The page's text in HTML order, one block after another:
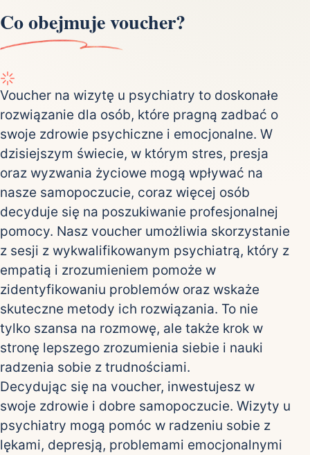
Co obejmuje voucher?
Voucher na wizytę u psychiatry to doskonałe
rozwiązanie dla osób, które pragną zadbać o
swoje zdrowie psychiczne i emocjonalne. W
dzisiejszym świecie, w którym stres, presja
oraz wyzwania życiowe mogą wpływać na
nasze samopoczucie, coraz więcej osób
decyduje się na poszukiwanie profesjonalnej
pomocy. Nasz voucher umożliwia skorzystanie
z sesji z wykwalifikowanym psychiatrą, który z
empatią i zrozumieniem pomoże w
zidentyfikowaniu problemów oraz wskaże
skuteczne metody ich rozwiązania. To nie
tylko szansa na rozmowę, ale także krok w
stronę lepszego zrozumienia siebie i nauki
radzenia sobie z trudnościami.
Decydując się na voucher, inwestujesz w
swoje zdrowie i dobre samopoczucie. Wizyty u
psychiatry mogą pomóc w radzeniu sobie z
lękami, depresją, problemami emocjonalnymi